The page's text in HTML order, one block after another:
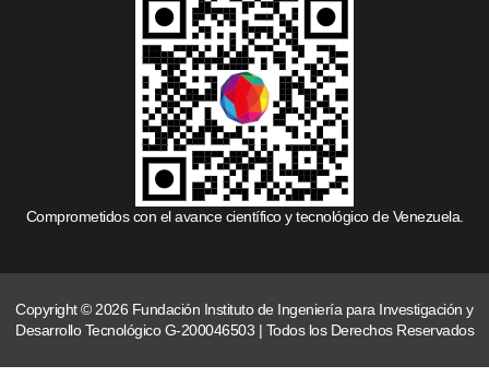
Comprometidos con el avance científico y tecnológico de Venezuela.
Copyright © 2026 Fundación Instituto de Ingeniería para Investigación y
Desarrollo Tecnológico G-200046503 | Todos los Derechos Reservados